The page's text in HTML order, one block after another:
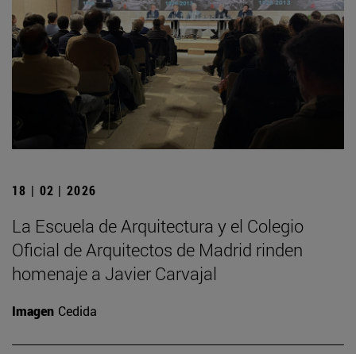
18 | 02 | 2026
La Escuela de Arquitectura y el Colegio
Oficial de Arquitectos de Madrid rinden
homenaje a Javier Carvajal
Imagen Cedida